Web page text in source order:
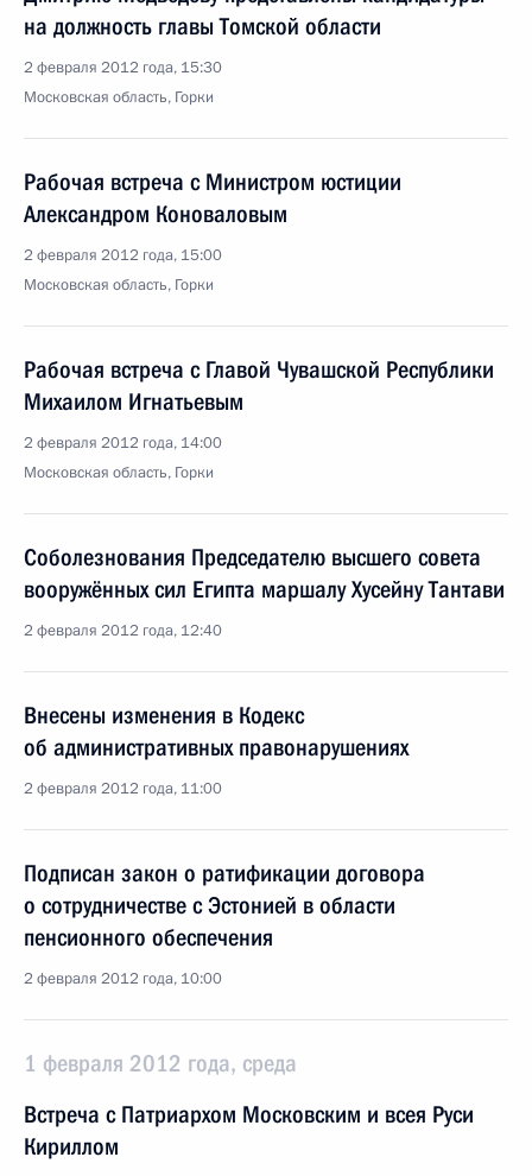
на должность главы Томской области
2 февраля 2012 года, 15:30
Московская область, Горки
Рабочая встреча с Министром юстиции
Александром Коноваловым
2 февраля 2012 года, 15:00
Московская область, Горки
Рабочая встреча с Главой Чувашской Республики
Михаилом Игнатьевым
2 февраля 2012 года, 14:00
Московская область, Горки
Соболезнования Председателю высшего совета
вооружённых сил Египта маршалу Хусейну Тантави
2 февраля 2012 года, 12:40
Внесены изменения в Кодекс
об административных правонарушениях
2 февраля 2012 года, 11:00
Подписан закон о ратификации договора
о сотрудничестве с Эстонией в области
пенсионного обеспечения
2 февраля 2012 года, 10:00
1 февраля 2012 года, среда
Встреча с Патриархом Московским и всея Руси
Кириллом